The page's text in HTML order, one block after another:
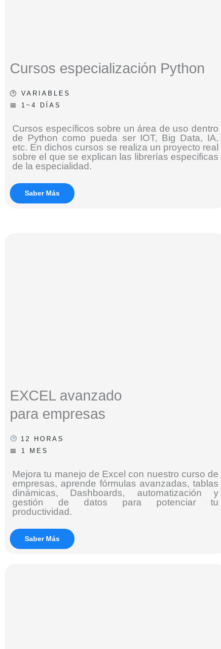
Cursos especialización Python
🕑 VARIABLES
📅 1~4 DÍAS
Cursos específicos sobre un área de uso dentro
de Python como pueda ser IOT, Big Data, IA,
etc. En dichos cursos se realiza un proyecto real
sobre el que se explican las librerías especificas
de la especialidad.
Saber Más
EXCEL avanzado
para empresas
12 HORAS
📅 1 MES
Mejora tu manejo de Excel con nuestro curso de
empresas, aprende fórmulas avanzadas, tablas
dinámicas, Dashboards, automatización y
gestión de datos para potenciar tu
productividad.
Saber Más